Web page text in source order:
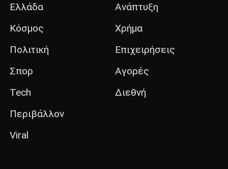
Ελλάδα
Κόσμος
Πολιτική
Σπορ
Tech
Περιβάλλον
Viral
Ανάπτυξη
Χρήμα
Επιχειρήσεις
Αγορές
Διεθνή